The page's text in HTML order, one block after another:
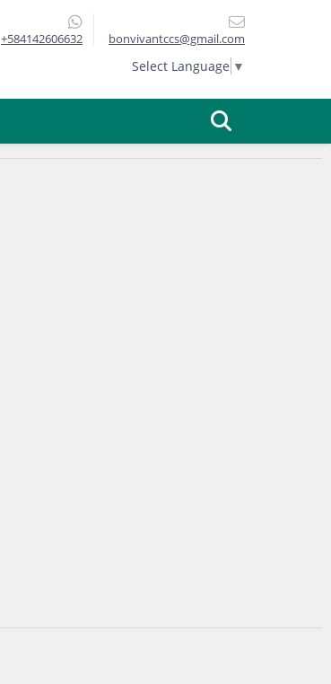
+584142606632 bonvivantccs@gmail.com
Select Language ▼